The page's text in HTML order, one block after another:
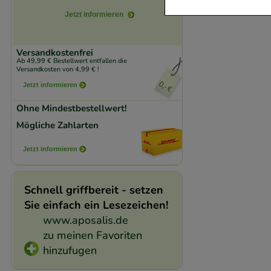
Jetzt informieren
Versandkostenfrei
Ab 49,99 € Bestellwert entfallen die
Versandkosten von 4,99 € !
Jetzt informieren
Ohne Mindestbestellwert!
Mögliche Zahlarten
Jetzt informieren
Schnell griffbereit - setzen
Sie einfach ein Lesezeichen!
www.aposalis.de
zu meinen Favoriten
hinzufugen